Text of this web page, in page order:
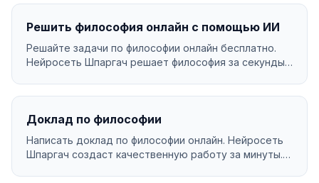
Решить философия онлайн с помощью ИИ
Решайте задачи по философии онлайн бесплатно.
Нейросеть Шпаргач решает философия за секунды
Доклад по философии
Написать доклад по философии онлайн. Нейросеть
Шпаргач создаст качественную работу за минуты.